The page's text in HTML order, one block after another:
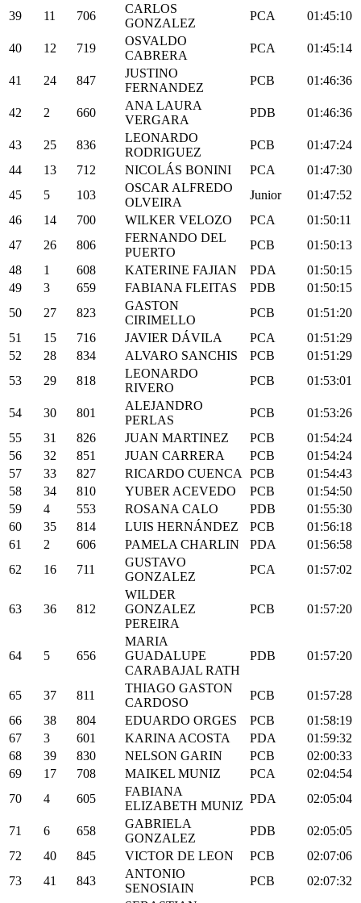
39 11 706
CARLOS
GONZALEZ
PCA 01:45:10
40 12 719
OSVALDO
CABRERA
PCA 01:45:14
41 24 847
JUSTINO
FERNANDEZ
PCB 01:46:36
42 2 660
ANA LAURA
VERGARA
PDB 01:46:36
43 25 836
LEONARDO
RODRIGUEZ
PCB
01:47:24
44
13 712 NICOLÁS BONINI PCA
01:47:30
45
5 103
OSCAR ALFREDO
OLVEIRA
Junior
01:47:52
46
14 700 WILKER VELOZO PCA
01:50:11
47
26 806
FERNANDO DEL
PUERTO
PCB
01:50:13
48
1 608 KATERINE FAJIAN PDA
01:50:15
49
3 659 FABIANA FLEITAS PDB
01:50:15
50
27 823
GASTON
CIRIMELLO
PCB
01:51:20
51
15 716 JAVIER DÁVILA PCA
01:51:29
52
28 834 ALVARO SANCHIS PCB
01:51:29
53
29 818
LEONARDO
RIVERO
PCB 01:53:01
54 30 801
ALEJANDRO
PERLAS
PCB
01:53:26
55
31 826 JUAN MARTINEZ PCB
01:54:24
56
32 851 JUAN CARRERA PCB
01:54:24
57
33 827 RICARDO CUENCA PCB
01:54:43
58
34 810 YUBER ACEVEDO PCB
01:54:50
59
4 553 ROSANA CALO PDB
01:55:30
60
35 814 LUIS HERNÁNDEZ PCB
01:56:18
61
2 606 PAMELA CHARLIN PDA
01:56:58
62
16 711
GUSTAVO
GONZALEZ
PCA 01:57:02
63 36 812
WILDER
GONZALEZ
PEREIRA
PCB 01:57:20
64 5 656
MARIA
GUADALUPE
CARABAJAL RATH
PDB 01:57:20
65 37 811
THIAGO GASTON
CARDOSO
PCB
01:57:28
66
38 804 EDUARDO ORGES PCB
01:58:19
67
3 601 KARINA ACOSTA PDA
01:59:32
68
39 830 NELSON GARIN PCB
02:00:33
69
17 708 MAIKEL MUNIZ PCA
02:04:54
70
4 605
FABIANA
ELIZABETH MUNIZ
PDA 02:05:04
71 6 658
GABRIELA
GONZALEZ
PDB
02:05:05
72
40 845 VICTOR DE LEON PCB
02:07:06
73
41 843
ANTONIO
SENOSIAIN
PCB 02:07:32